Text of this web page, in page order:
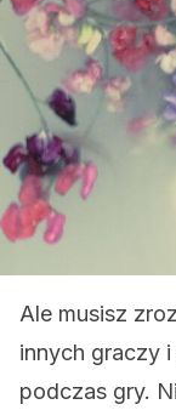
Ale musisz
innych graczy
podczas gry.